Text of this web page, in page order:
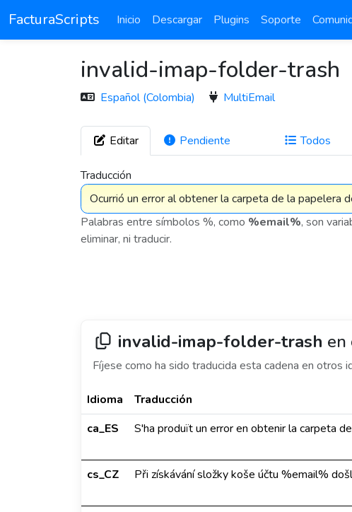
FacturaScripts Inicio Descargar Plugins Soporte
invalid-imap-folder-trash
Español (Colombia) MultiEmail
Editar Pendiente Todos
Traducción
Palabras entre símbolos %, como %email%, son
eliminar, ni traducir.
invalid-imap-folder-trash en
Fíjese como ha sido traducida esta cadena en otros
Idioma Traducción
ca_ES
S'ha produït un error en obtenir la carpeta
cs_CZ
Při získávání složky koše účtu %email%